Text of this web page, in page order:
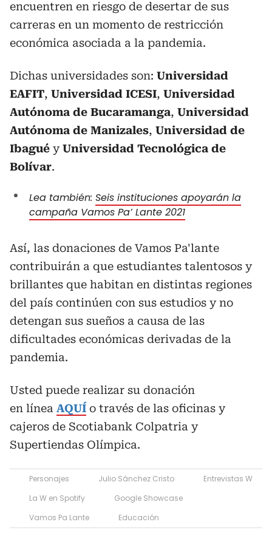
encuentren en riesgo de desertar de sus
carreras en un momento de restricción
económica asociada a la pandemia.
Dichas universidades son: Universidad
EAFIT, Universidad ICESI, Universidad
Autónoma de Bucaramanga, Universidad
Autónoma de Manizales, Universidad de
Ibagué yUniversidad Tecnológica de
Bolívar.
Lea también: Seis instituciones apoyarán la
campaña Vamos Pa’ Lante 2021
Así, las donaciones de Vamos Pa'lante
contribuirán a que estudiantes talentosos y
brillantes que habitan en distintas regiones
del país continúen con sus estudios y no
detengan sus sueños a causa de las
dificultades económicas derivadas de la
pandemia.
Usted puede realizar su donación
en línea AQUÍ o través de las oficinas y
cajeros de Scotiabank Colpatria y
Supertiendas Olímpica.
Personajes Julio Sánchez Cristo
Entrevistas W
La W en Spotify
Google Showcase
Vamos Pa Lante
Educación